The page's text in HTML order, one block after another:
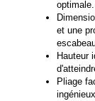
optimale.
et une
Hauteur
Pliage